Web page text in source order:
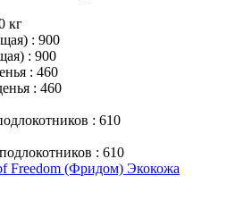
кг
: 900
: 900
: 460
: 460
: 610
: 610
Freedom (Фридом) Экокожа